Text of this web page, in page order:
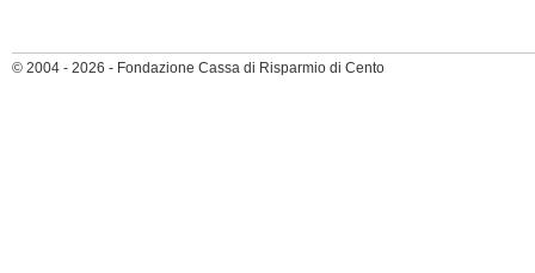
© 2004 - 2026 - Fondazione Cassa di Risparmio di Cento